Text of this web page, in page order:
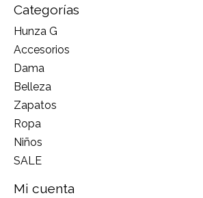
Categorías
Hunza G
Accesorios
Dama
Belleza
Zapatos
Ropa
Niños
SALE
Mi cuenta